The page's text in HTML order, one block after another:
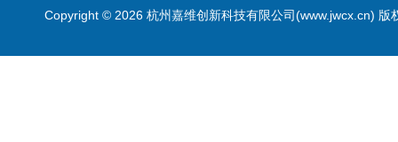
Copyright © 2026 杭州嘉维创新科技有限公司(www.jwcx.cn) 版